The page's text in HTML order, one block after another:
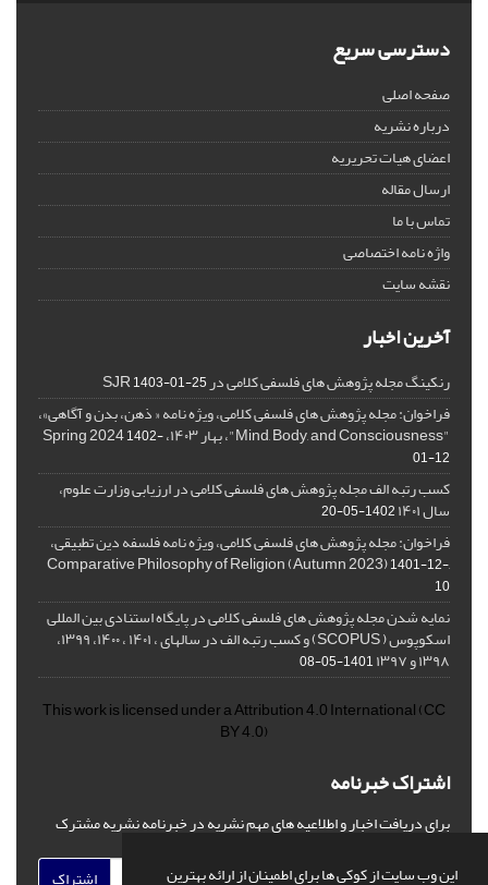
این وب سایت از کوکی ها برای اطمینان از ارائه بهترین
دسترسی سریع
صفحه اصلی
درباره نشریه
اعضای هیات تحریریه
ارسال مقاله
تماس با ما
واژه نامه اختصاصی
نقشه سایت
آخرین اخبار
رنکینگ مجله پژوهش های فلسفی کلامی در SJR1403-01-25
فراخوان: مجله پژوهش های فلسفی کلامی، ویژه نامه « ذهن، بدن و آگاهی»،
"Mind, Body, and Consciousness"، بهار ۱۴۰۳، Spring 2024
1402-
01-12
کسب رتبه الف مجله پژوهش های فلسفی کلامی در ارزیابی وزارت علوم،
سال ۱۴۰۱ 1402-05-20
فراخوان: مجله پژوهش های فلسفی کلامی، ویژه نامه فلسفه دین تطبیقی،
,Comparative Philosophy of Religion (Autumn 2023)
1401-12-
10
نمایه شدن مجله پژوهش های فلسفی کلامی در پایگاه استنادی بین المللی
اسکوپوس ( SCOPUS) و کسب رتبه الف در سالهای ، ۱۴۰۱ ، ۱۴۰۰، ۱۳۹۹،
۱۳۹۸ و ۱۳۹۷ 1401-05-08
This work is licensed under aAttribution 4.0 International(CC
BY 4.0)
اشتراک خبرنامه
برای دریافت اخبار و اطلاعیه های مهم نشریه در خبرنامه نشریه مشترک